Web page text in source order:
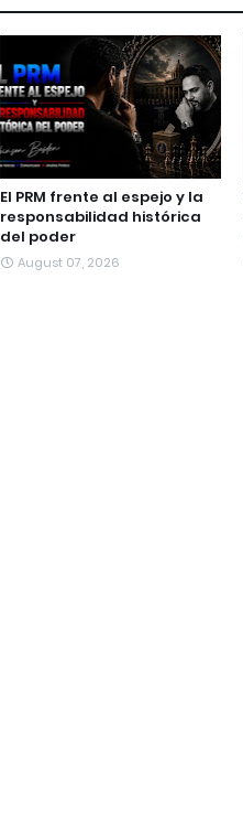
El PRM frente al espejo y la
responsabilidad histórica
del poder
August 07, 2026